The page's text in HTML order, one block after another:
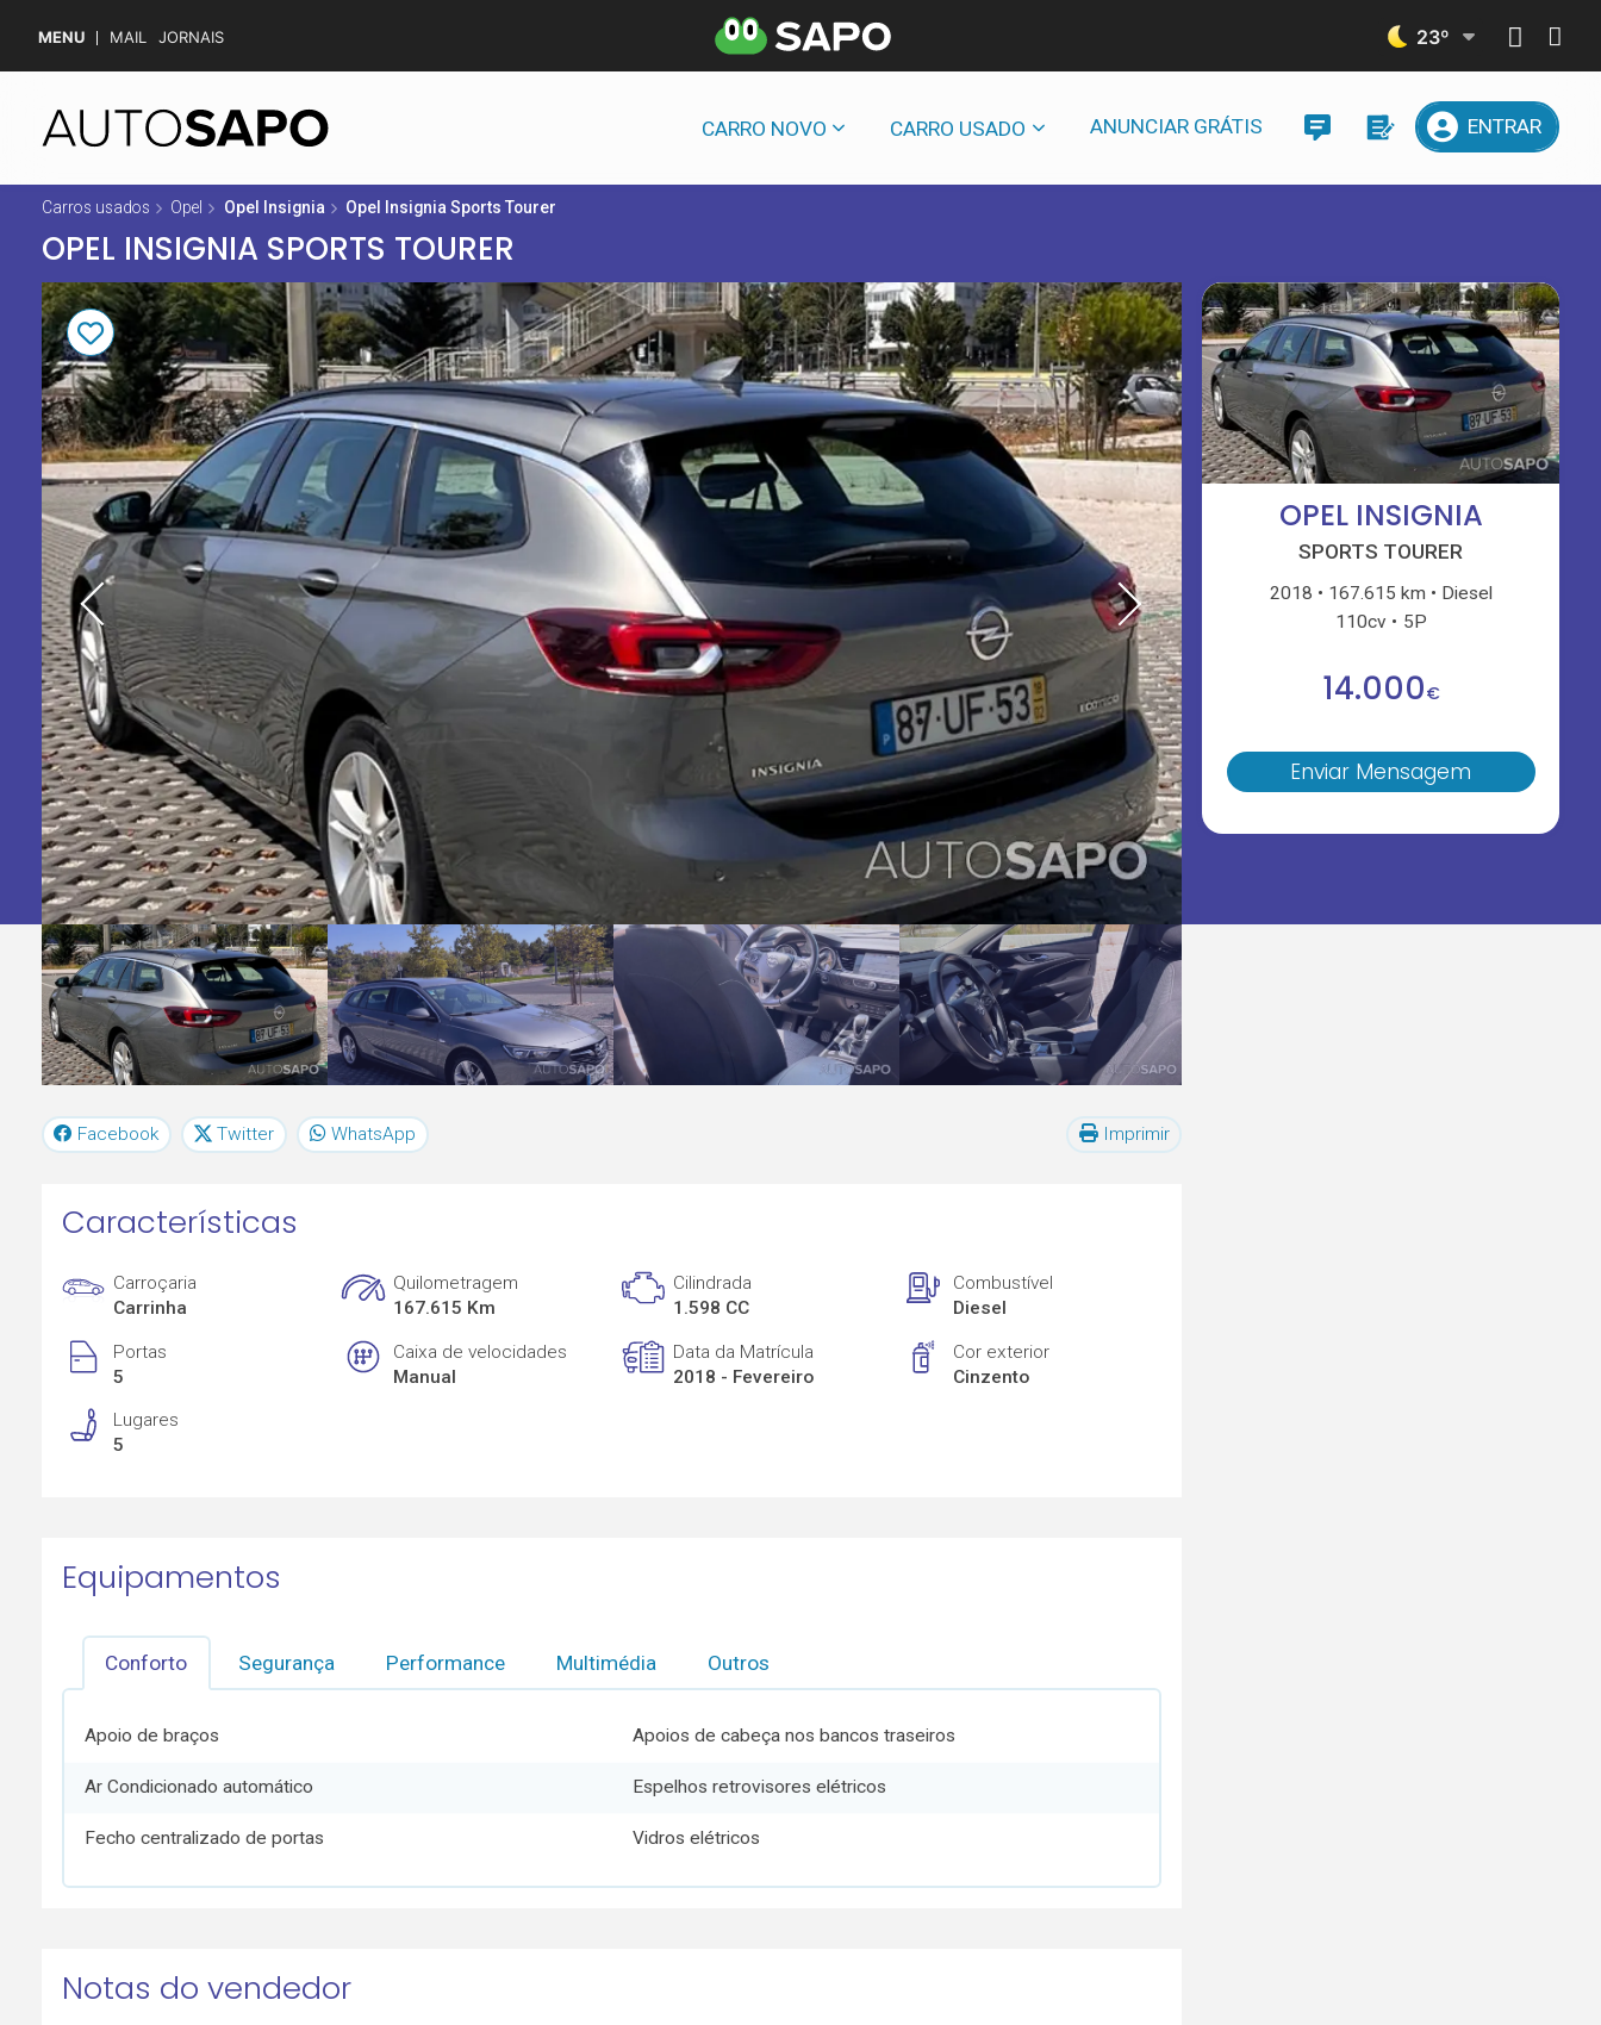
MENU MAIL JORNAIS 23º
CARRO NOVO CARRO USADO ANUNCIAR GRÁTIS ENTRAR
Carros usados Opel Opel Insignia Opel Insignia Sports Tourer
OPEL INSIGNIA SPORTS TOURER
OPEL INSIGNIA
SPORTS TOURER
2018 167.615 km
Diesel
110cv
5P
14.000€
Enviar Mensagem
Facebook Twitter WhatsApp Imprimir
Características
Carroçaria
Carrinha
Quilometragem
167.615 Km
Cilindrada
1.598 CC
Combustível
Diesel
Portas
5
Caixa de velocidades
Manual
Data da Matrícula
2018 - Fevereiro
Cor exterior
Cinzento
Lugares
5
Equipamentos
Conforto Segurança Performance Multimédia Outros
Apoio de braços Apoios de cabeça nos bancos traseiros
Ar Condicionado automático Espelhos retrovisores elétricos
Fecho centralizado de portas Vidros elétricos
Notas do vendedor